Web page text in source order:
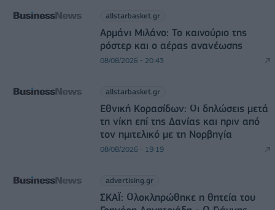
allstarbasket.gr
Αρμάνι Μιλάνο: Το καινούριο της
ρόστερ και ο αέρας ανανέωσης
08/08/2026 - 20:43
allstarbasket.gr
Εθνική Κορασίδων: Οι δηλώσεις μετά
τη νίκη επί της Δανίας και πριν από
τον ημιτελικό με τη Νορβηγία
08/08/2026 - 19:19
advertising.gr
ΣΚΑΪ: Ολοκληρώθηκε η θητεία του